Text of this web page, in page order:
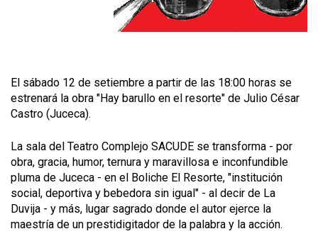
El sábado 12 de setiembre a partir de las 18:00 horas se
estrenará la obra "Hay barullo en el resorte" de Julio César
Castro (Juceca).
La sala del Teatro Complejo SACUDE se transforma - por
obra, gracia, humor, ternura y maravillosa e inconfundible
pluma de Juceca - en el Boliche El Resorte, "institución
social, deportiva y bebedora sin igual" - al decir de La
Duvija - y más, lugar sagrado donde el autor ejerce la
maestría de un prestidigitador de la palabra y la acción.